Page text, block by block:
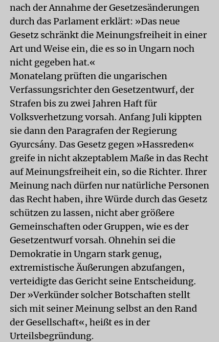
nach der Annahme der Gesetzesänderungen
durch das Parlament erklärt: »Das neue
Gesetz schränkt die Meinungsfreiheit in einer
Art und Weise ein, die es so in Ungarn noch
nicht gegeben hat.«
Monatelang prüften die ungarischen
Verfassungsrichter den Gesetzentwurf, der
Strafen bis zu zwei Jahren Haft für
Volksverhetzung vorsah. Anfang Juli kippten
sie dann den Paragrafen der Regierung
Gyurcsány. Das Gesetz gegen »Hassreden«
greife in nicht akzeptablem Maße in das Recht
auf Meinungsfreiheit ein, so die Richter. Ihrer
Meinung nach dürfen nur natürliche Personen
das Recht haben, ihre Würde durch das Gesetz
schützen zu lassen, nicht aber größere
Gemeinschaften oder Gruppen, wie es der
Gesetzentwurf vorsah. Ohnehin sei die
Demokratie in Ungarn stark genug,
extremistische Äußerungen abzufangen,
verteidigte das Gericht seine Entscheidung.
Der »Verkünder solcher Botschaften stellt
sich mit seiner Meinung selbst an den Rand
der Gesellschaft«, heißt es in der
Urteilsbegründung.